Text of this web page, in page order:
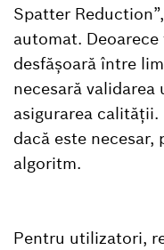
Spatter
automat.
desfășoară între
necesară
asigurarea
dacă este
algoritm.
Pentru utilizatori,